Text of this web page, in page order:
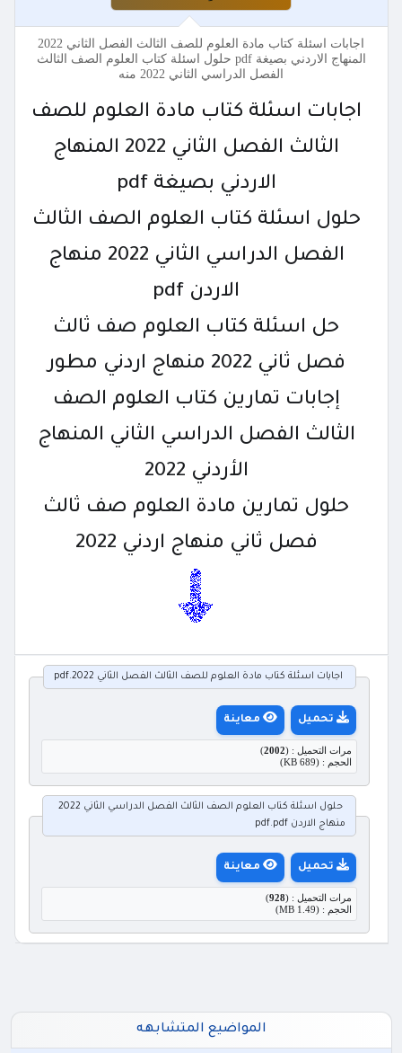
اجابات اسئلة كتاب مادة العلوم للصف الثالث الفصل الثاني 2022
المنهاج الاردني بصيغة pdf حلول اسئلة كتاب العلوم الصف الثالث
الفصل الدراسي الثاني 2022 منه
اجابات اسئلة كتاب مادة العلوم للصف
الثالث الفصل الثاني 2022 المنهاج
الاردني بصيغة pdf
حلول اسئلة كتاب العلوم الصف الثالث
الفصل الدراسي الثاني 2022 منهاج
الاردن pdf
حل اسئلة كتاب العلوم صف ثالث
فصل ثاني 2022 منهاج اردني مطور
إجابات تمارين كتاب العلوم الصف
الثالث الفصل الدراسي الثاني المنهاج
الأردني 2022
حلول تمارين مادة العلوم صف ثالث
فصل ثاني منهاج اردني 2022
اجابات اسئلة كتاب مادة العلوم للصف الثالث الفصل الثاني 2022.pdf
تحميل معاينة
مرات التحميل : (2002
)
الحجم : (689 KB)
حلول اسئلة كتاب العلوم الصف الثالث الفصل الدراسي الثاني 2022
منهاج الاردن pdf.pdf
تحميل معاينة
مرات التحميل : (928
)
الحجم : (1.49 MB)
المواضيع المتشابهه